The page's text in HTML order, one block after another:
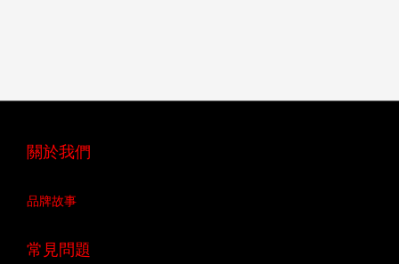
關於我們
品牌故事
常見問題